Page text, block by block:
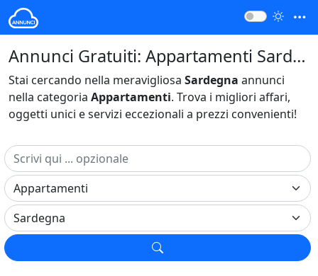
Annunci Gratuiti: Appartamenti Sardegna Italia
Stai cercando nella meravigliosa Sardegna annunci
nella categoria Appartamenti. Trova i migliori affari,
oggetti unici e servizi eccezionali a prezzi convenienti!